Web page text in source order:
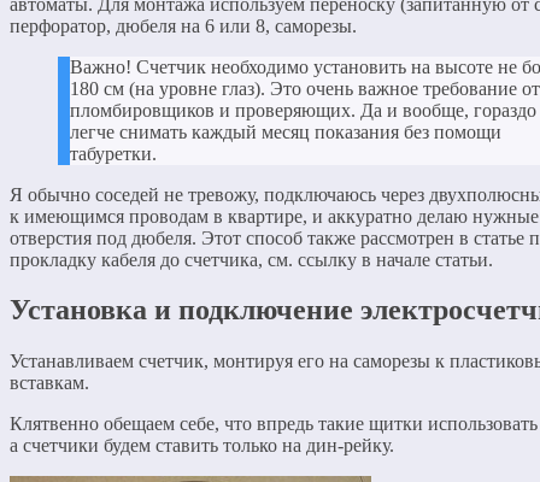
перфоратор, дюбеля на 6 или 8, саморезы.
Важно! Счетчик необходимо установить на высоте не
180 см (на уровне глаз). Это очень важное требование от
пломбировщиков и проверяющих. Да и вообще, гораздо
легче снимать каждый месяц показания без помощи
табуретки.
Я обычно соседей не тревожу, подключаюсь через
к имеющимся проводам в квартире, и аккуратно делаю нужные
отверстия под дюбеля. Этот способ также рассмотрен в статье
прокладку кабеля до счетчика, см. ссылку в начале статьи.
Установка и подключение
Устанавливаем счетчик, монтируя его на саморезы к
вставкам.
Клятвенно обещаем себе, что впредь такие щитки
а счетчики будем ставить только на дин-рейку.